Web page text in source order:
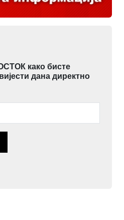
како бисте
дана директно